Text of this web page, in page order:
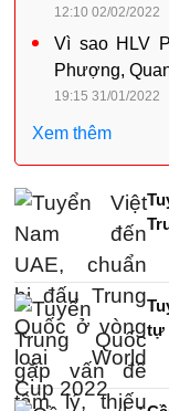
12:10 02/02/2022
Vì sao HLV
Phượng,
19:15 31/01/2022
Xem thêm
tự